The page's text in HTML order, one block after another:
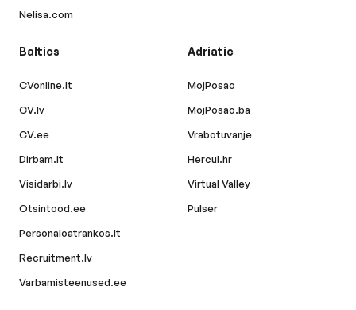
Nelisa.com
Baltics
CVonline.lt
CV.lv
CV.ee
Dirbam.lt
Visidarbi.lv
Otsintood.ee
Personaloatrankos.lt
Recruitment.lv
Varbamisteenused.ee
Adriatic
MojPosao
MojPosao.ba
Vrabotuvanje
Hercul.hr
Virtual Valley
Pulser